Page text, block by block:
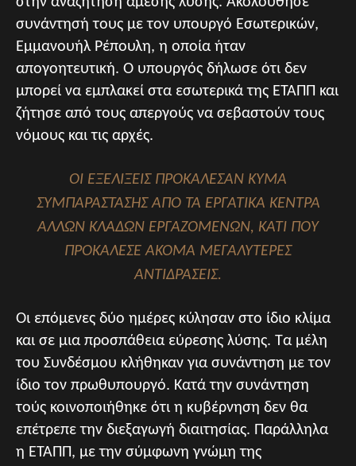
συνάντησή τους με τον υπουργό Εσωτερικών,
Εμμανουήλ Ρέπουλη, η οποία ήταν
απογοητευτική. Ο υπουργός δήλωσε ότι δεν
μπορεί να εμπλακεί στα εσωτερικά της ETAΠΠ και
ζήτησε από τους απεργούς να σεβαστούν τους
νόμους και τις αρχές.
ΟΙ ΕΞΕΛΊΞΕΙΣ ΠΡΟΚΆΛΕΣΑΝ ΚΎΜΑ
ΣΥΜΠΑΡΆΣΤΑΣΗΣ ΑΠΌ ΤΑ ΕΡΓΑΤΙΚΆ ΚΈΝΤΡΑ
ΆΛΛΩΝ ΚΛΆΔΩΝ ΕΡΓΑΖΟΜΈΝΩΝ, ΚΆΤΙ ΠΟΥ
ΠΡΟΚΆΛΕΣΕ ΑΚΌΜΑ ΜΕΓΑΛΎΤΕΡΕΣ
ΑΝΤΙΔΡΆΣΕΙΣ.
Οι επόμενες δύο ημέρες κύλησαν στο ίδιο κλίμα
και σε μια προσπάθεια εύρεσης λύσης. Τα μέλη
του Συνδέσμου κλήθηκαν για συνάντηση με τον
ίδιο τον πρωθυπουργό. Κατά την συνάντηση
τούς κοινοποιήθηκε ότι η κυβέρνηση δεν θα
επέτρεπε την διεξαγωγή διαιτησίας. Παράλληλα
η ETAΠΠ, με την σύμφωνη γνώμη της